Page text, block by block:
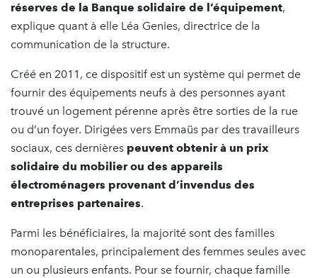
réserves de la Banque solidaire de l’équipement,
explique quant à elle Léa Genies, directrice de la
communication de la structure.
Créé en 2011, ce dispositif est un système qui permet de
fournir des équipements neufs à des personnes ayant
trouvé un logement pérenne après être sorties de la rue
ou d’un foyer. Dirigées vers Emmaüs par des travailleurs
sociaux, ces dernières peuvent obtenir à un prix
solidaire du mobilier ou des appareils
électroménagers provenant d’invendus des
entreprises partenaires.
Parmi les bénéficiaires, la majorité sont des familles
monoparentales, principalement des femmes seules avec
un ou plusieurs enfants. Pour se fournir, chaque famille